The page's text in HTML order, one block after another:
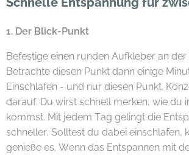
1. Der Blick-Punkt
Befestige einen runden Aufkleber an
Betrachte diesen Punkt dann einige
Einschlafen - und nur diesen Punkt.
darauf. Du wirst schnell merken, wie du
kommst. Mit jedem Tag gelingt die
schneller. Solltest du dabei einschlafen,
genieße es. Wenn das Entspannen mit